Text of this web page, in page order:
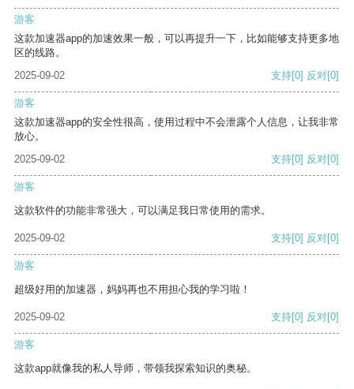
游客
这款加速器app的加速效果一般，可以再提升一下，比如能够支持更多地
区的线路。
2025-09-02
支持[0] 反对[0]
游客
这款加速器app的安全性很高，使用过程中不会泄露个人信息，让我非常
放心。
2025-09-02
支持[0] 反对[0]
游客
这款软件的功能非常强大，可以满足我日常使用的需求。
2025-09-02 支持[0] 反对[0]
游客
超级好用的加速器，妈妈再也不用担心我的学习啦！
2025-09-02 支持[0] 反对[0]
游客
这款app就像我的私人导师，带领我探索知识的奥秘。